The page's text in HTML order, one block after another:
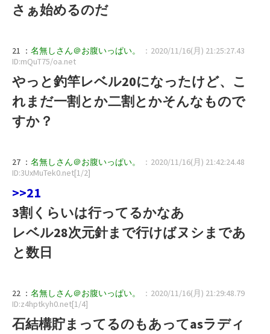
さぁ始めるのだ
21 ： 名無しさん＠お腹いっぱい。
：2020/11/16(月) 21:25:27.43
ID:mQuT75/oa.net
やっと釣竿レベル20になったけど、こ
れまだ一割とか二割とかそんなもので
すか？
27 ： 名無しさん＠お腹いっぱい。
：2020/11/16(月) 21:42:24.48
ID:3UxMuTek0.net[1/2]
>>21
3割くらいは行ってるかなあ
レベル28次元針まで行けばヌシまであ
と数日
22 ： 名無しさん＠お腹いっぱい。
：2020/11/16(月) 21:29:48.79
ID:z4hptkyh0.net[1/4]
石結構貯まってるのもあってasラディ